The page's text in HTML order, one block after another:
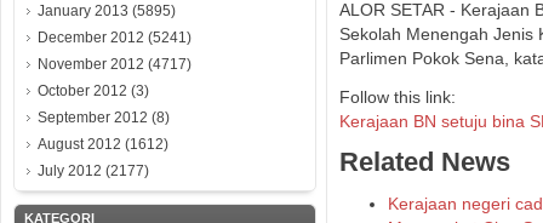
January 2013 (5895)
December 2012 (5241)
November 2012 (4717)
October 2012 (3)
September 2012 (8)
August 2012 (1612)
July 2012 (2177)
KATEGORI
ALOR SETAR - Kerajaan
Sekolah Menengah Jenis
Parlimen Pokok Sena,
Follow this link:
Kerajaan BN setuju bina
Related News
Kerajaan negeri